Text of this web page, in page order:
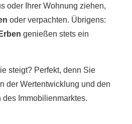
oder Ihrer Wohnung ziehen,
oder verpachten. Übrigens:
Erben genießen stets ein
steigt? Perfekt, denn Sie
der Wertentwicklung und den
Immobilienmarktes.